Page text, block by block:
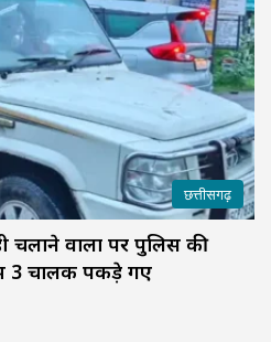
छत्तीसगढ़
चलाने वालों पर पुलिस की
में 3 चालक पकड़े गए